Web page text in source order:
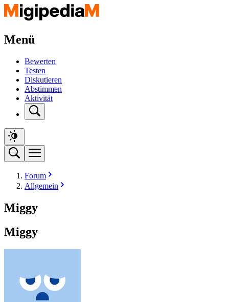
Menü
Bewerten
Testen
Diskutieren
Abstimmen
Aktivität
Forum
Allgemein
Miggy
Miggy